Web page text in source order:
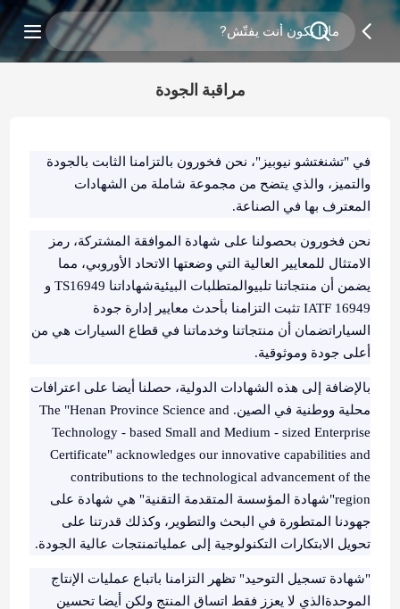
مراقبة الجودة
في "تشنغتشو نيوبيز"، نحن فخورون بالتزامنا الثابت بالجودة
والتميز، والذي يتضح من مجموعة شاملة من الشهادات
المعترف بها في الصناعة.
نحن فخورون بحصولنا على شهادة الموافقة المشتركة، رمز
الامتثال للمعايير العالية التي وضعتها الاتحاد الأوروبي، مما
يضمن أن منتجاتنا تلبيوالمتطلبات البيئيةشهاداتنا TS16949 و
IATF 16949 تثبت التزامنا بأحدث معايير إدارة جودة
السياراتضمان أن منتجاتنا وخدماتنا في قطاع السيارات هي من
أعلى جودة وموثوقية.
بالإضافة إلى هذه الشهادات الدولية، حصلنا أيضا على اعترافات
محلية ووطنية في الصين. The "Henan Province Science and
Technology - based Small and Medium - sized Enterprise
Certificate" acknowledges our innovative capabilities and
contributions to the technological advancement of the
region"شهادة المؤسسة المتقدمة التقنية" هي شهادة على
جهودنا المتطورة في البحث والتطوير، وكذلك قدرتنا على
تحويل الابتكارات التكنولوجية إلى عملياتمنتجات عالية الجودة.
"شهادة تسجيل التوحيد" تظهر التزامنا باتباع عمليات الإنتاج
الموحدةالذي لا يعزز فقط اتساق المنتج ولكن أيضا تحسين